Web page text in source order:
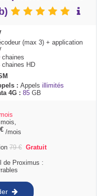
(max 3) + application
chaines
chaines HD
: Appels illimités
4G : 85 GB
€/mois
79€ Gratuit
de Proximus :